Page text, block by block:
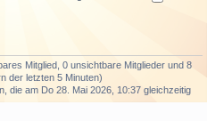
Mitglied, 0 unsichtbare Mitglieder und 8
der letzten 5 Minuten)
die am Do 28. Mai 2026, 10:37 gleichzeitig